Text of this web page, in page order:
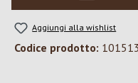
Aggiungi alla wishlist
Codice prodotto: 101513